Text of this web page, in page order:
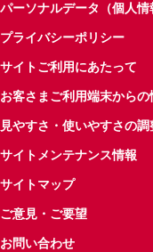
パーソナルデータ（個人
プライバシーポリシー
サイトご利用にあたって
お客さまご利用端末から
見やすさ・使いやすさの調
サイトメンテナンス情報
サイトマップ
ご意見・ご要望
お問い合わせ